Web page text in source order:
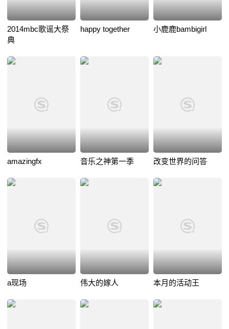
2014mbc歌谣大祭
典
happy together 小鹿鹿bambigirl
amazingfx 音乐之神第一季 改变世界的问答
a现场 伟大的嫁人 本月的活动王